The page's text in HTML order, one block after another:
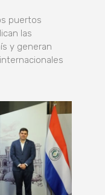
puertos
las
y generan